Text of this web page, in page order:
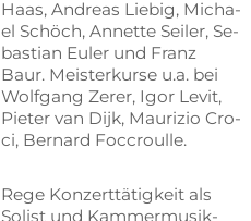
Haas, An­dre­as Lie­big, Mi­cha­
el Schöch, An­net­te Sei­ler, Se­
bas­ti­an Eu­ler und Franz
Baur. Meis­ter­kur­se u.a. bei
Wolf­gang Ze­rer, Igor Le­vit,
Pie­ter van Dijk, Mau­ri­zio Cro­
ci, Ber­nard Foccroulle.
Rege Kon­zert­tä­tig­keit als
So­list und Kam­mer­mu­sik­